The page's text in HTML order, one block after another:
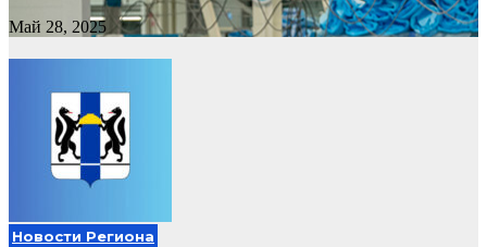
Май 28, 2025
Новости Региона